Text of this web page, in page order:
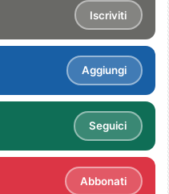
Iscriviti
Aggiungi
Seguici
Abbonati